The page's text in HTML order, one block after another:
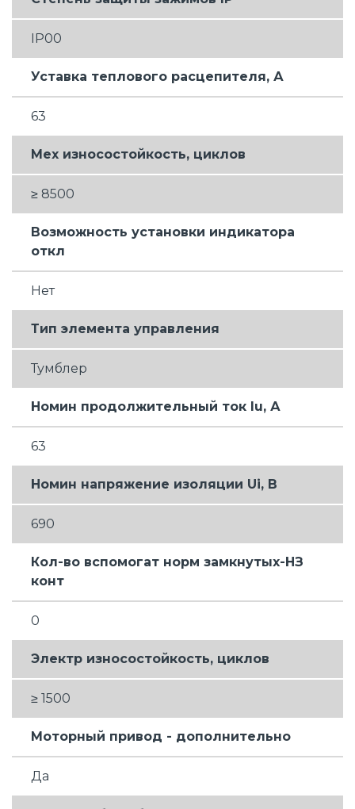
IP00
Уставка теплового расцепителя, А
63
Мех износостойкость, циклов
≥ 8500
Возможность установки индикатора
откл
Нет
Тип элемента управления
Тумблер
Номин продолжительный ток Iu, А
63
Номин напряжение изоляции Ui, В
690
Кол-во вспомогат норм замкнутых-НЗ
конт
0
Электр износостойкость, циклов
≥ 1500
Моторный привод - дополнительно
Да